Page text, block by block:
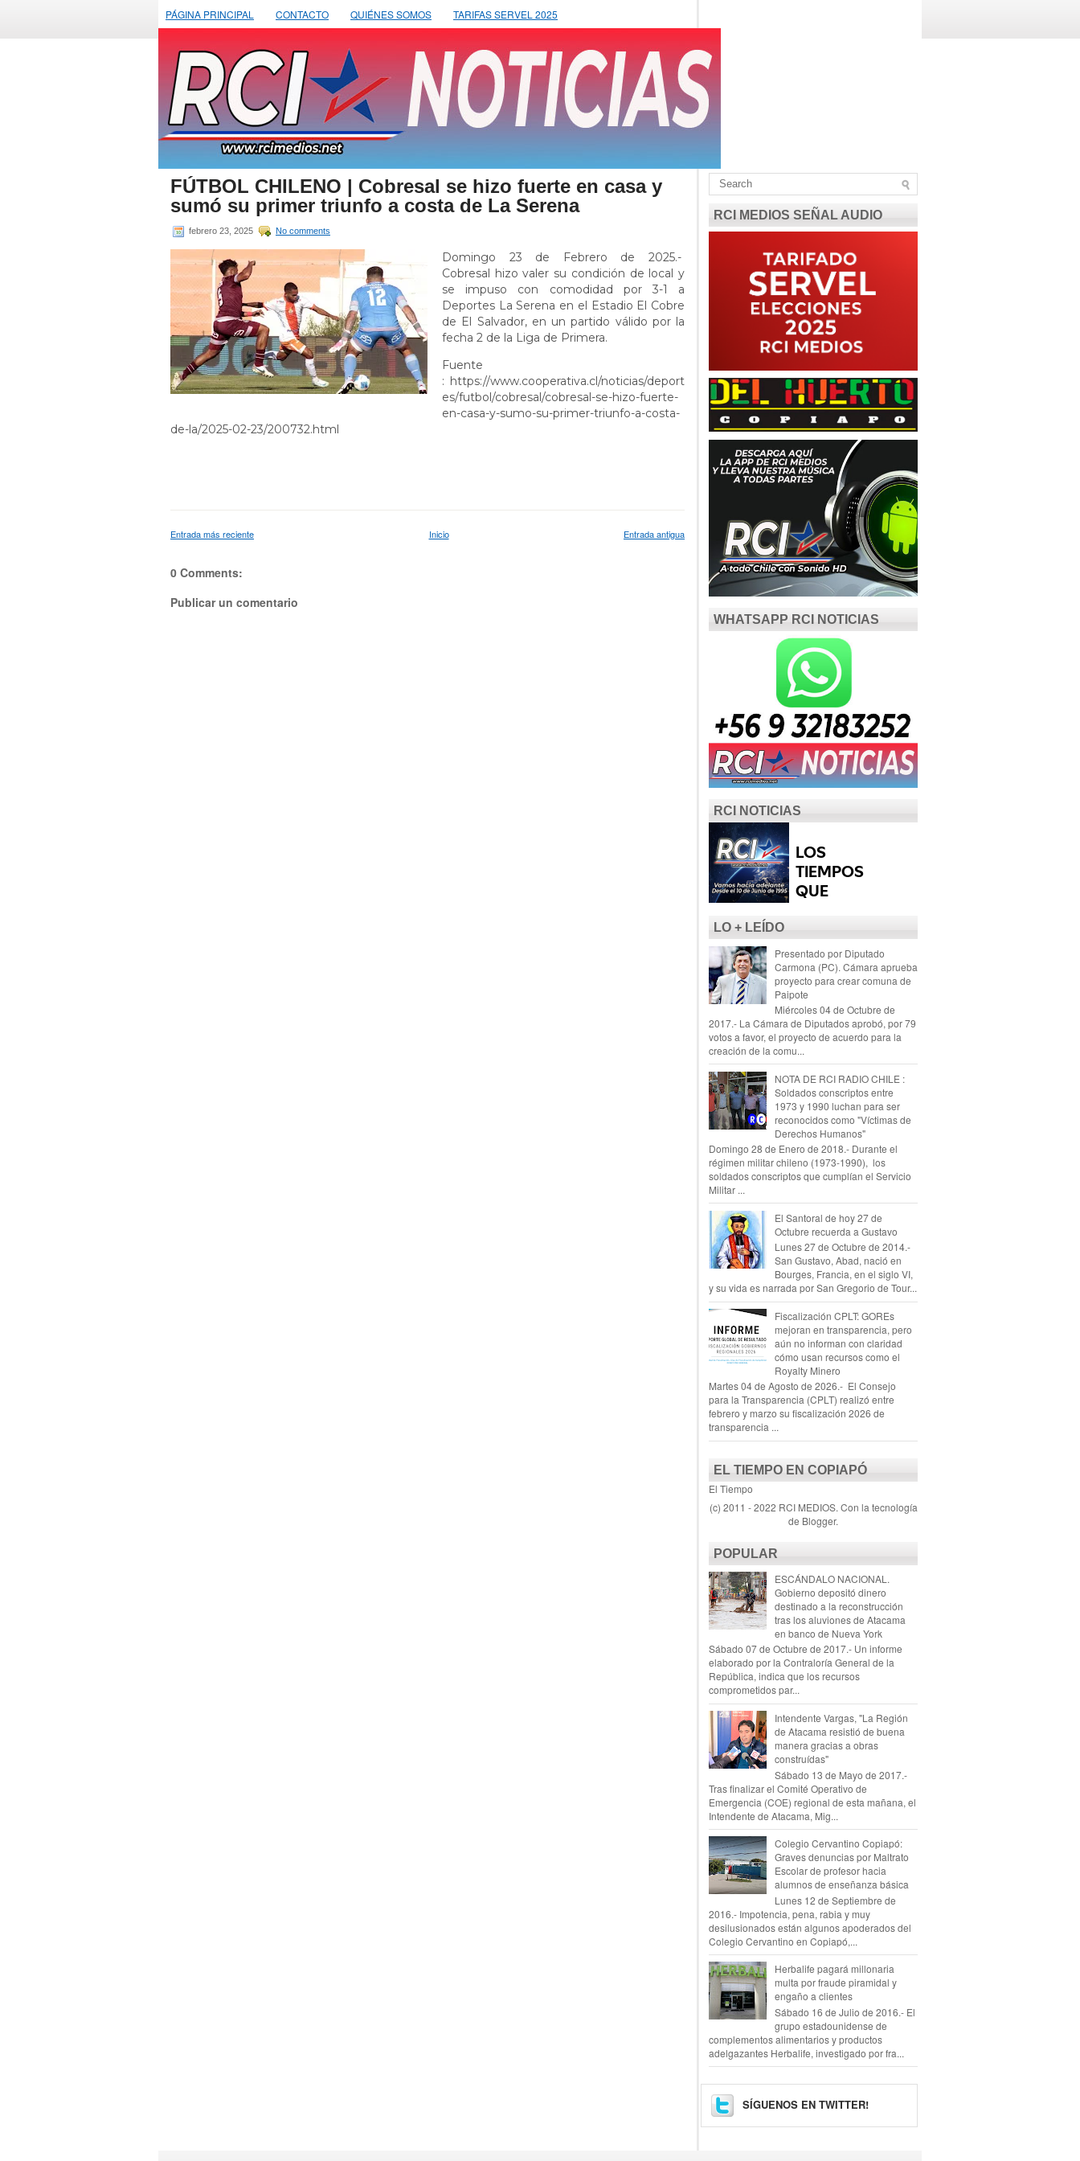
PÁGINA PRINCIPAL CONTACTO QUIÉNES SOMOS TARIFAS SERVEL 2025
FÚTBOL CHILENO | Cobresal se hizo fuerte en casa y
sumó su primer triunfo a costa de La Serena
febrero 23, 2025 No comments
Domingo 23 de Febrero de 2025.-
Cobresal hizo valer su condición de local y
se impuso con comodidad por 3-1 a
Deportes La Serena en el Estadio El Cobre
de El Salvador, en un partido válido por la
fecha 2 de la Liga de Primera.
Fuente
: https://www.cooperativa.cl/noticias/deport
es/futbol/cobresal/cobresal-se-hizo-fuerte-
en-casa-y-sumo-su-primer-triunfo-a-costa-
de-la/2025-02-23/200732.html
Entrada más reciente Entrada antigua
Inicio
0 Comments:
Publicar un comentario
RCI MEDIOS SEÑAL AUDIO
WHATSAPP RCI NOTICIAS
RCI NOTICIAS
LO + LEÍDO
Presentado por Diputado
Carmona (PC). Cámara aprueba
proyecto para crear comuna de
Paipote
Miércoles 04 de Octubre de
2017.- La Cámara de Diputados aprobó, por 79
votos a favor, el proyecto de acuerdo para la
creación de la comu...
NOTA DE RCI RADIO CHILE :
Soldados conscriptos entre
1973 y 1990 luchan para ser
reconocidos como "Víctimas de
Derechos Humanos"
Domingo 28 de Enero de 2018.- Durante el
régimen militar chileno (1973-1990), los
soldados conscriptos que cumplían el Servicio
Militar ...
El Santoral de hoy 27 de
Octubre recuerda a Gustavo
Lunes 27 de Octubre de 2014.-
San Gustavo, Abad, nació en
Bourges, Francia, en el siglo VI,
y su vida es narrada por San Gregorio de Tour...
Fiscalización CPLT: GOREs
mejoran en transparencia, pero
aún no informan con claridad
cómo usan recursos como el
Royalty Minero
Martes 04 de Agosto de 2026.- El Consejo
para la Transparencia (CPLT) realizó entre
febrero y marzo su fiscalización 2026 de
transparencia ...
EL TIEMPO EN COPIAPÓ
El Tiempo
(c) 2011 - 2022 RCI MEDIOS. Con la tecnología
de Blogger.
POPULAR
ESCÁNDALO NACIONAL.
Gobierno depositó dinero
destinado a la reconstrucción
tras los aluviones de Atacama
en banco de Nueva York
Sábado 07 de Octubre de 2017.- Un informe
elaborado por la Contraloría General de la
República, indica que los recursos
comprometidos par...
Intendente Vargas, "La Región
de Atacama resistió de buena
manera gracias a obras
construídas"
Sábado 13 de Mayo de 2017.-
Tras finalizar el Comité Operativo de
Emergencia (COE) regional de esta mañana, el
Intendente de Atacama, Mig...
Colegio Cervantino Copiapó:
Graves denuncias por Maltrato
Escolar de profesor hacia
alumnos de enseñanza básica
Lunes 12 de Septiembre de
2016.- Impotencia, pena, rabia y muy
desilusionados están algunos apoderados del
Colegio Cervantino en Copiapó,...
Herbalife pagará millonaria
multa por fraude piramidal y
engaño a clientes
Sábado 16 de Julio de 2016.- El
grupo estadounidense de
complementos alimentarios y productos
adelgazantes Herbalife, investigado por fra...
SÍGUENOS EN TWITTER!